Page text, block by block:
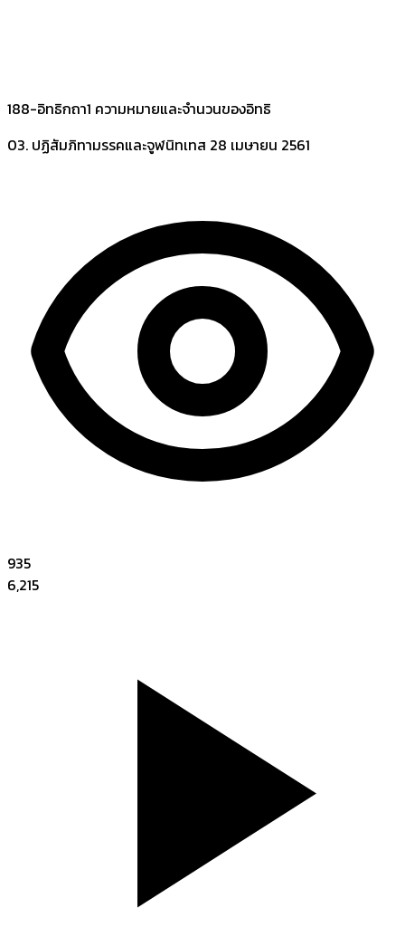
188-อิทธิกถา1 ความหมายและจำนวนของอิทธิ
03. ปฏิสัมภิทามรรคและจูฬนิทเทส 28 เมษายน 2561
935
6,215